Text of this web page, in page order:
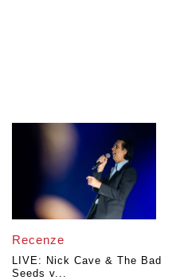
Recenze
LIVE: Nick Cave & The Bad
Seeds v...